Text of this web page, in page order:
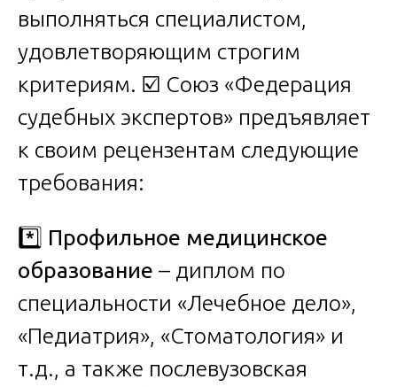
выполняться специалистом,
удовлетворяющим строгим
критериям. ☑️ Союз «Федерация
судебных экспертов» предъявляет
к своим рецензентам следующие
требования:
*️⃣ Профильное медицинское
образование – диплом по
специальности «Лечебное дело»,
«Педиатрия», «Стоматология» и
т.д., а также послевузовская